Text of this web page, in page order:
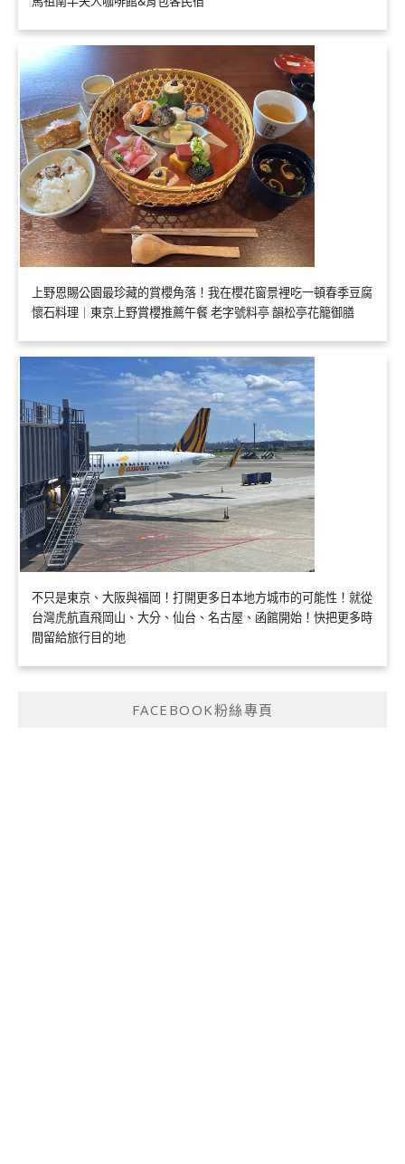
上野恩賜公園最珍藏的賞櫻角落！我在櫻花窗景裡吃一頓春季豆腐
懷石料理｜東京上野賞櫻推薦午餐 老字號料亭 韻松亭花籠御膳
不只是東京、大阪與福岡！打開更多日本地方城市的可能性！就從
台灣虎航直飛岡山、大分、仙台、名古屋、函館開始！快把更多時
間留給旅行目的地
FACEBOOK粉絲專頁